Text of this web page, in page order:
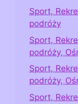
Sport,
podróży
Sport,
podróży,
Sport,
podróży,
Sport,